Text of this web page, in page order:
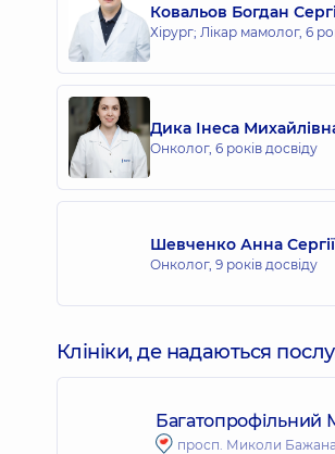
Ковальов Богдан
Хірург; Лікар мамолог, 6
Дика Інеса
Онколог, 6 років досвіду
Шевченко Анна
Онколог, 9 років досвіду
Клініки, де надаються
просп. Миколи